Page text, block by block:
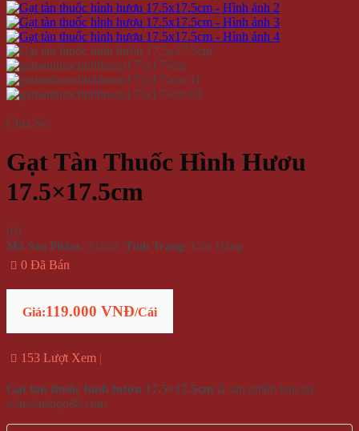
Chia Sẻ:
Gạt Tàn Thuốc Hình Hươu
17.5×17.5cm
(0)
Mã Sản Phẩm: 31649 |Tình Trạng: Còn Hàng
0 Đã Bán
Giá:119.000 VNĐ/Cái
153 Lượt Xem
Gạt tàn thuốc hình hươu 17.5×17.5cm là sản phẩm bán tại
winwinshop88.com